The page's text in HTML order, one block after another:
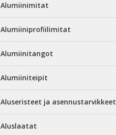
Alumiinimitat
Alumiiniprofiilimitat
Alumiinitangot
Alumiiniteipit
Aluseristeet ja asennustarvikkeet
Aluslaatat